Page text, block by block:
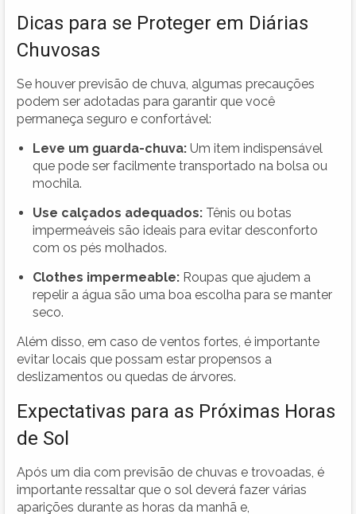
Dicas para se Proteger em Diárias
Chuvosas
Se houver previsão de chuva, algumas precauções
podem ser adotadas para garantir que você
permaneça seguro e confortável:
Leve um guarda-chuva: Um item indispensável
que pode ser facilmente transportado na bolsa ou
mochila.
Use calçados adequados: Tênis ou botas
impermeáveis são ideais para evitar desconforto
com os pés molhados.
Clothes impermeable: Roupas que ajudem a
repelir a água são uma boa escolha para se manter
seco.
Além disso, em caso de ventos fortes, é importante
evitar locais que possam estar propensos a
deslizamentos ou quedas de árvores.
Expectativas para as Próximas Horas
de Sol
Após um dia com previsão de chuvas e trovoadas, é
importante ressaltar que o sol deverá fazer várias
aparições durante as horas da manhã e,